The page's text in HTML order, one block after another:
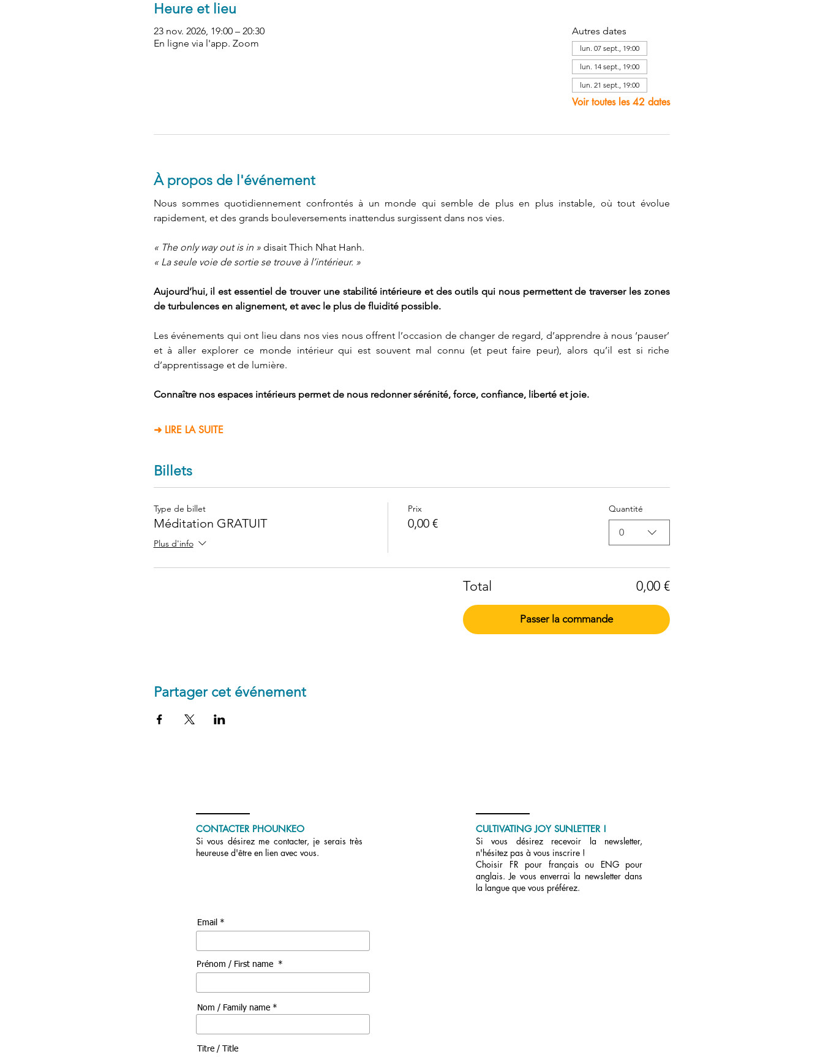
Heure et lieu
23 nov. 2026, 19:00 – 20:30
En ligne via l'app. Zoom
Autres dates
lun. 07 sept., 19:00
lun. 14 sept., 19:00
lun. 21 sept., 19:00
Voir toutes les 42 dates
À propos de l'événement
Nous sommes quotidiennement confrontés à un monde qui semble de plus en plus instable, où tout évolue
rapidement, et des grands bouleversements inattendus surgissent dans nos vies.
« The only way out is in » disait Thich Nhat Hanh.
« La seule voie de sortie se trouve à l’intérieur. »
Aujourd’hui, il est essentiel de trouver une stabilité intérieure et des outils qui nous permettent de traverser les zones
de turbulences en alignement, et avec le plus de fluidité possible.
Les événements qui ont lieu dans nos vies nous offrent l’occasion de changer de regard, d’apprendre à nous ‘pauser’
et à aller explorer ce monde intérieur qui est souvent mal connu (et peut faire peur), alors qu’il est si riche
d’apprentissage et de lumière.
Connaître nos espaces intérieurs permet de nous redonner sérénité, force, confiance, liberté et joie.
➜ LIRE LA SUITE
Billets
Type de billet
Méditation GRATUIT
Plus d'info
Prix
0,00 €
Quantité
0
Total 0,00 €
Passer la commande
Partager cet événement
CONTACTER PHOUNKEO
Si vous désirez me contacter, je serais très
heureuse d'être en lien avec vous.
Email *
Prénom / First name *
Nom / Family name *
Titre / Title
CULTIVATING JOY SUNLETTER !
Si vous désirez recevoir la newsletter,
n'hésitez pas à vous inscrire !
Choisir FR pour français ou ENG pour
anglais. Je vous enverrai la newsletter dans
la langue que vous préférez.